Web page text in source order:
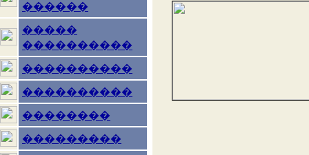
������
�����
����������
����������
����������
��������
���������